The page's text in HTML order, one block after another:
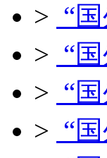
> “
> “
> “
> “